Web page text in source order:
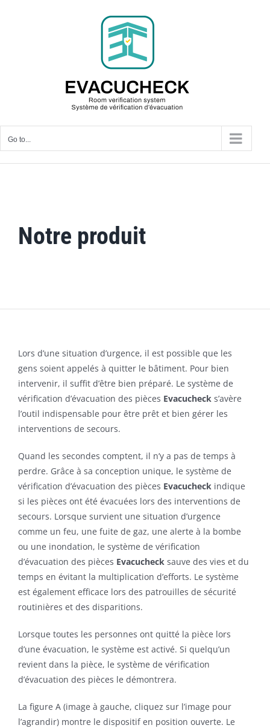
Go to...
Notre produit
Lors d’une situation d’urgence, il est possible que les
gens soient appelés à quitter le bâtiment. Pour bien
intervenir, il suffit d’être bien préparé. Le système de
vérification d’évacuation des pièces Evacucheck s’avère
l’outil indispensable pour être prêt et bien gérer les
interventions de secours.
Quand les secondes comptent, il n’y a pas de temps à
perdre. Grâce à sa conception unique, le système de
vérification d’évacuation des pièces Evacucheck indique
si les pièces ont été évacuées lors des interventions de
secours. Lorsque survient une situation d’urgence
comme un feu, une fuite de gaz, une alerte à la bombe
ou une inondation, le système de vérification
d’évacuation des pièces Evacucheck sauve des vies et du
temps en évitant la multiplication d’efforts. Le système
est également efficace lors des patrouilles de sécurité
routinières et des disparitions.
Lorsque toutes les personnes ont quitté la pièce lors
d’une évacuation, le système est activé. Si quelqu’un
revient dans la pièce, le système de vérification
d’évacuation des pièces le démontrera.
La figure A (image à gauche, cliquez sur l’image pour
l’agrandir) montre le dispositif en position ouverte. Le